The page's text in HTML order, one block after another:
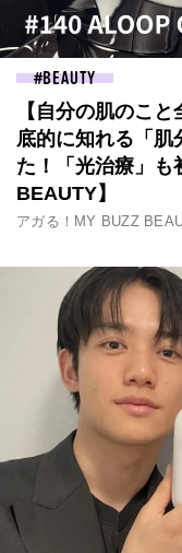
BEAUTY
【自分の肌のこ
底的に知れる「肌
た！「光治療」も
BEAUTY】
アガる！MY BUZZ